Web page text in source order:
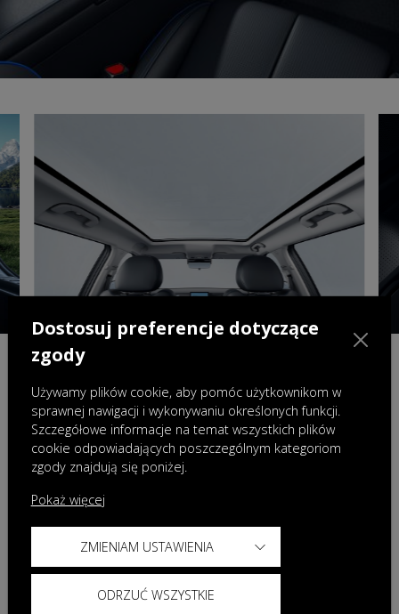
Panoramiczny dach o powierzchni 1,45 m²,
najlepszy w swojej klasie, zapewnia nieograniczony
widok, wypełniając każdą podróż światłem i
przetrzenią
Dostosuj preferencje dotyczące
zgody
Używamy plików cookie, aby pomóc użytkownikom w
sprawnej nawigacji i wykonywaniu określonych funkcji.
Szczegółowe informacje na temat wszystkich plików
cookie odpowiadających poszczególnym kategoriom
zgody znajdują się poniżej.
Pokaż więcej
ZMIENIAM USTAWIENIA
ODRZUĆ WSZYSTKIE